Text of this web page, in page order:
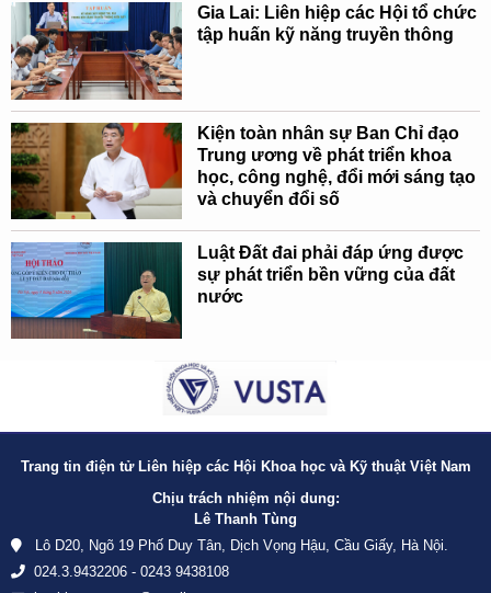
Gia Lai: Liên hiệp các Hội tổ chức
tập huấn kỹ năng truyền thông
Kiện toàn nhân sự Ban Chỉ đạo
Trung ương về phát triển khoa
học, công nghệ, đổi mới sáng tạo
và chuyển đổi số
Luật Đất đai phải đáp ứng được
sự phát triển bền vững của đất
nước
Trang tin điện tử Liên hiệp các Hội Khoa học và Kỹ thuật Việt Nam
Chịu trách nhiệm nội dung:
Lê Thanh Tùng
Lô D20, Ngõ 19 Phố Duy Tân, Dịch Vọng Hậu, Cầu Giấy, Hà Nội.
024.3.9432206 - 0243 9438108